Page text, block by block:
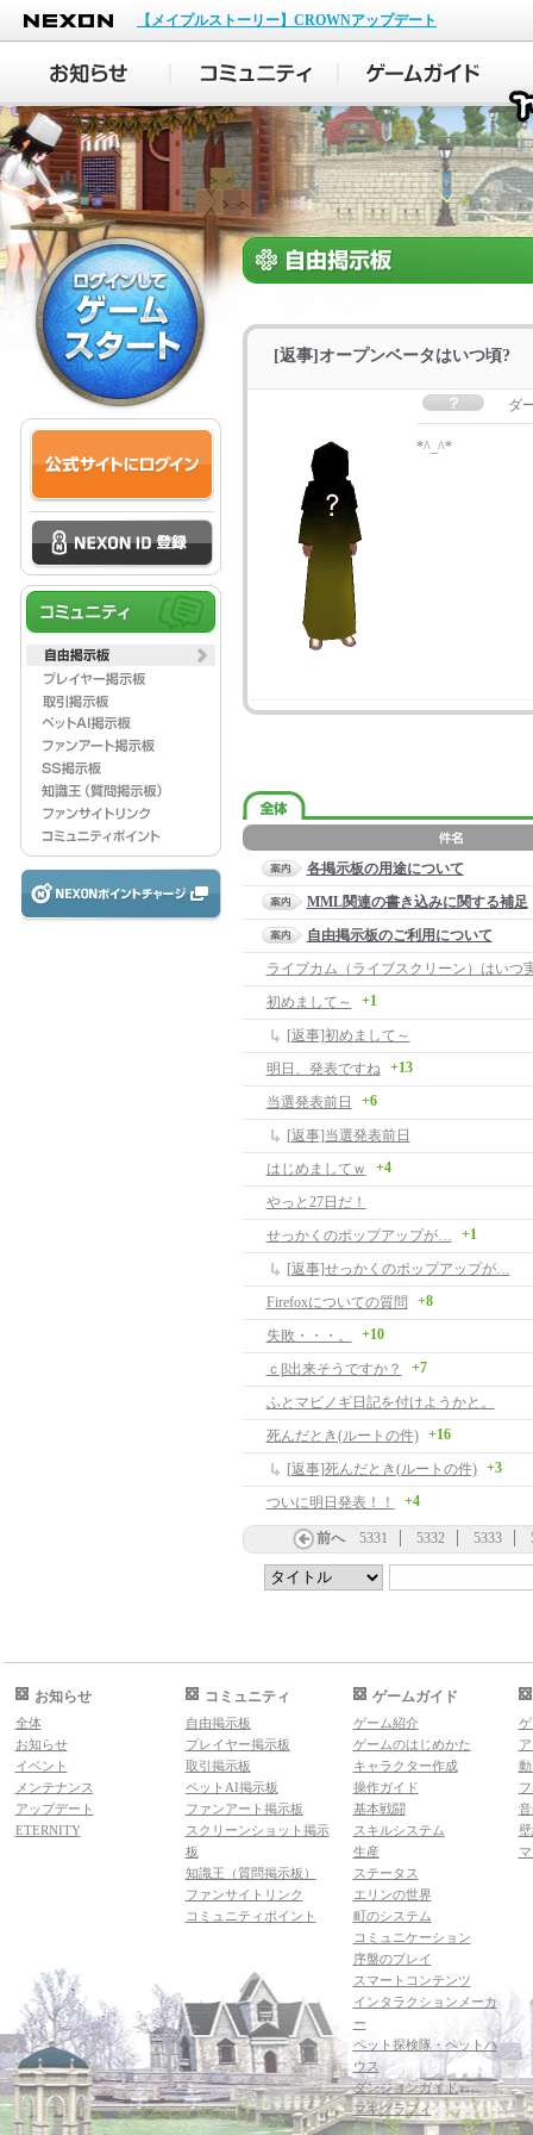
NEXON
【メイプルストーリー】CROWNアップデート
[返事]オープンベータはいつ頃?
ダ
*^_^*
各掲示板の用途について
MML関連の書き込みに関する補足
自由掲示板のご利用について
初めまして～ +1
[返事]初めまして～
明日、発表ですね
+13
当選発表前日 +6
[返事]当選発表前日
はじめましてｗ
+4
やっと27日だ！
せっかくのポップアップが…
+1
[返事]せっかくのポップアップが…
Firefoxについての質問
+8
失敗・・・。 +10
ｃβ出来そうですか？ +7
ふとマビノギ日記を付けようかと。
死んだとき(ルートの件)
+16
[返事]死んだとき(ルートの件) +3
ついに明日発表！！ +4
前へ 5331 5332 5333
お知らせ
全体
お知らせ
イベント
メンテナンス
アップデート
ETERNITY
コミュニティ
自由掲示板
プレイヤー掲示板
取引掲示板
ペットAI掲示板
ファンアート掲示板
スクリーンショット掲示
板
知識王（質問掲示板）
ファンサイトリンク
コミュニティポイント
ゲームガイド
ゲーム紹介
ゲームのはじめかた
キャラクター作成
操作ガイド
基本戦闘
スキルシステム
生産
ステータス
エリンの世界
町のシステム
コミュニケーション
序盤のプレイ
スマートコンテンツ
インタラクションメーカ
ー
ペット探検隊・ペットハ
ウス
ダンジョンガイド
マギグラフィ